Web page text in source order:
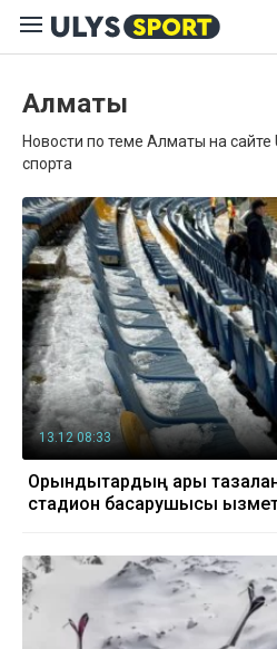
Алматы
Новости по теме Алматы на сайте
спорта
13.12 08:33
Орындықтардың қары
стадион басқарушысы